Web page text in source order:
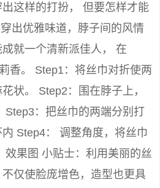
这样的打扮， 但要怎样才能
出优雅味道，脖子间的风情
就一个清新派佳人， 在
香。 Step1：将丝巾对折使两
状。 Step2：围在脖子上，
Step3：把丝巾的两端分别打
Step4： 调整角度，将丝巾
效果图 小贴士：利用美丽的丝
仅使脸庞增色，造型也更具